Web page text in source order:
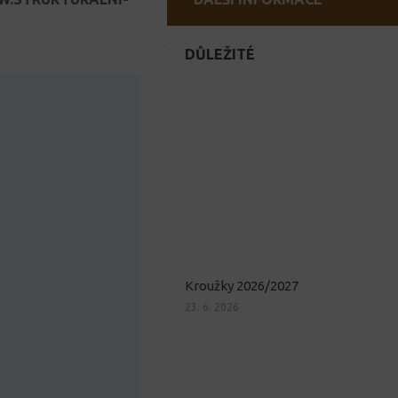
DŮLEŽITÉ
Kroužky 2026/2027
23. 6. 2026